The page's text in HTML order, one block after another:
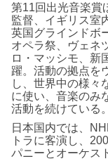
第11回出光音楽賞
監督、イギリス室
英国グラインドボ
オペラ祭、ヴェネ
ロ・マッシモ、新
躍。活動の拠点を
し、世界中の様々
に使い、音楽のみ
活動を続けている。
日本国内では、
トラに客演し、
パニーとオーケス